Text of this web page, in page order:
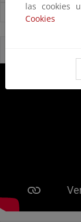
las cookies
Cookies